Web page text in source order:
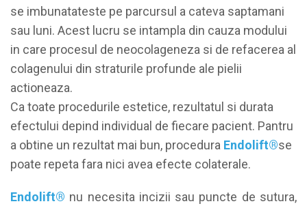
se imbunatateste pe parcursul a cateva saptamani
sau luni. Acest lucru se intampla din cauza modului
in care procesul de neocolageneza si de refacerea al
colagenului din straturile profunde ale pielii
actioneaza.
Ca toate procedurile estetice, rezultatul si durata
efectului depind individual de fiecare pacient. Pantru
a obtine un rezultat mai bun, procedura Endolift®se
poate repeta fara nici avea efecte colaterale.
Endolift® nu necesita incizii sau puncte de sutura,